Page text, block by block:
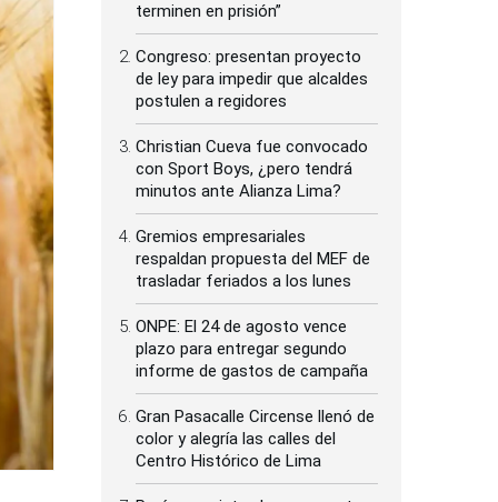
terminen en prisión”
Congreso: presentan proyecto
de ley para impedir que alcaldes
postulen a regidores
Christian Cueva fue convocado
con Sport Boys, ¿pero tendrá
minutos ante Alianza Lima?
Gremios empresariales
respaldan propuesta del MEF de
trasladar feriados a los lunes
ONPE: El 24 de agosto vence
plazo para entregar segundo
informe de gastos de campaña
Gran Pasacalle Circense llenó de
color y alegría las calles del
Centro Histórico de Lima